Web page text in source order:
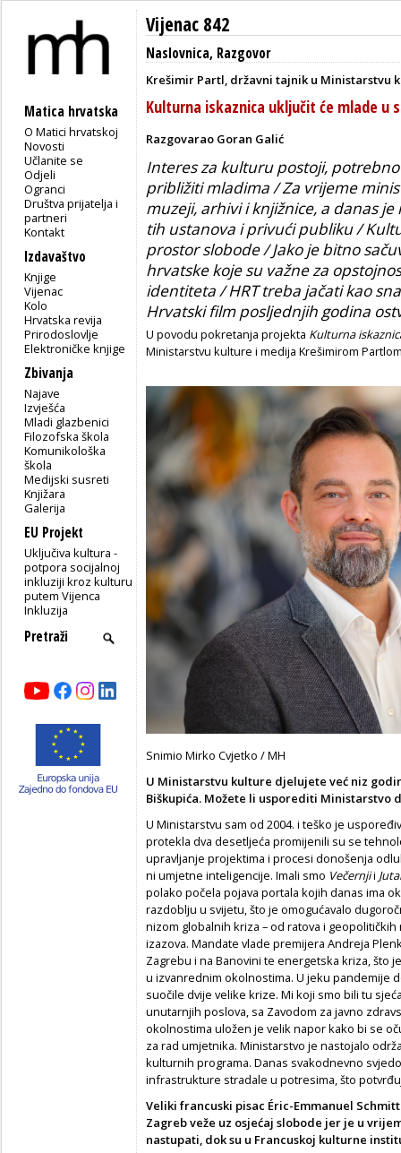
Matica hrvatska
O Matici hrvatskoj
Novosti
Učlanite se
Odjeli
Ogranci
Društva prijatelja i
partneri
Kontakt
Izdavaštvo
Knjige
Vijenac
Kolo
Hrvatska revija
Prirodoslovlje
Elektroničke knjige
Zbivanja
Najave
Izvješća
Mladi glazbenici
Filozofska škola
Komunikološka
škola
Medijski susreti
Knjižara
Galerija
EU Projekt
Uključiva kultura -
potpora socijalnoj
inkluziji kroz kulturu
putem Vijenca
Inkluzija
Vijenac 842
Naslovnica, Razgovor
Krešimir Partl, državni tajnik u Ministarstvu
Kulturna iskaznica uključit će mlade u
Razgovarao Goran Galić
Interes za kulturu postoji,
približiti mladima / Za vrijeme
muzeji, arhivi i knjižnice, a danas
tih ustanova i privući publiku /
prostor slobode / Jako je bitno
hrvatske koje su važne za
identiteta / HRT treba jačati kao
Hrvatski film posljednjih godina
U povodu pokretanja projekta Kulturna
Ministarstvu kulture i medija Krešimirom
Snimio Mirko Cvjetko / MH
U Ministarstvu kulture djelujete već niz
Biškupića. Možete li usporediti Ministarstvo
U Ministarstvu sam od 2004. i teško je
protekla dva desetljeća promijenili su se
upravljanje projektima i procesi donošenja
ni umjetne inteligencije. Imali smo Večernjii
polako počela pojava portala kojih danas ima
razdoblju u svijetu, što je omogućavalo
nizom globalnih kriza – od ratova i
izazova. Mandate vlade premijera Andreja
Zagrebu i na Banovini te energetska kriza, što
u izvanrednim okolnostima. U jeku pandemije
suočile dvije velike krize. Mi koji smo bili tu
unutarnjih poslova, sa Zavodom za javno
okolnostima uložen je velik napor kako bi se
za rad umjetnika. Ministarstvo je nastojalo
kulturnih programa. Danas svakodnevno
infrastrukture stradale u potresima, što
Veliki francuski pisac Éric-Emmanuel
Zagreb veže uz osjećaj slobode jer je u
nastupati, dok su u Francuskoj kulturne